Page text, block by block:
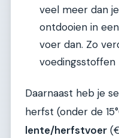
veel meer dan
ontdooien in
voer dan. Zo
Daarnaast heb je
herfst (onder de
lente/herfstvoer